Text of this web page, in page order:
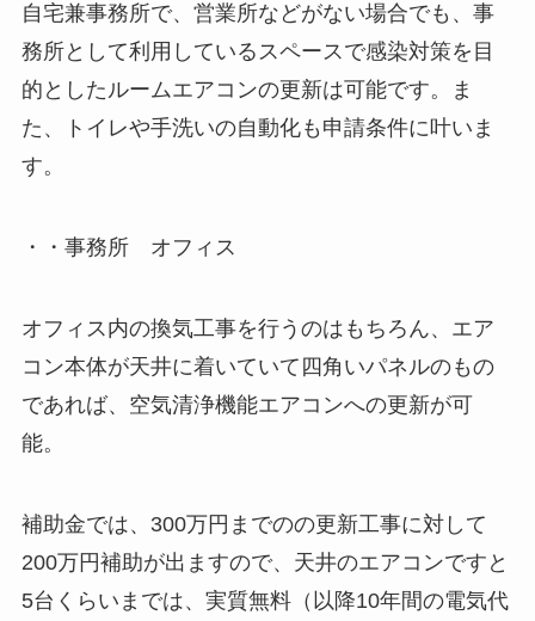
自宅兼事務所で、営業所などがない場合でも、事
務所として利用しているスペースで感染対策を目
的としたルームエアコンの更新は可能です。ま
た、トイレや手洗いの自動化も申請条件に叶いま
す。
・・事務所 オフィス
オフィス内の換気工事を行うのはもちろん、エア
コン本体が天井に着いていて四角いパネルのもの
であれば、空気清浄機能エアコンへの更新が可
能。
補助金では、300万円までのの更新工事に対して
200万円補助が出ますので、天井のエアコンですと
5台くらいまでは、実質無料（以降10年間の電気代